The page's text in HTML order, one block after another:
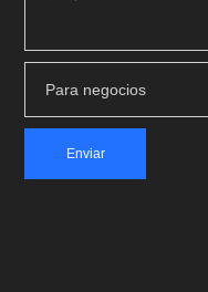
Para negocios